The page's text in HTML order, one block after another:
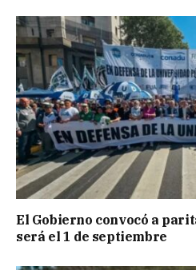
El Gobierno convocó a
será el 1 de septiembre